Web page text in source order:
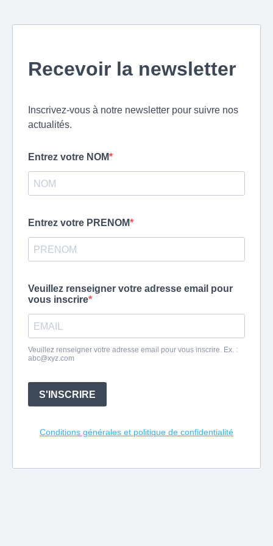
Recevoir la newsletter
Inscrivez-vous à notre newsletter pour suivre nos
actualités.
Entrez votre NOM
Entrez votre PRENOM
Veuillez renseigner votre adresse email pour
vous inscrire
Veuillez renseigner votre adresse email pour vous inscrire. Ex. :
abc@xyz.com
S'INSCRIRE
Conditions générales et politique de confidentialité